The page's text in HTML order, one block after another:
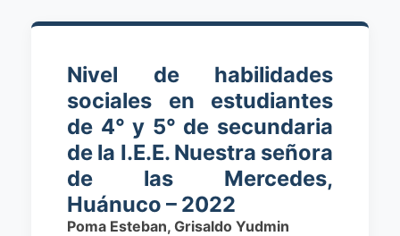
Nivel de habilidades
sociales en estudiantes
de 4° y 5° de secundaria
de la I.E.E. Nuestra señora
de las Mercedes,
Huánuco – 2022
Poma Esteban, Grisaldo Yudmin